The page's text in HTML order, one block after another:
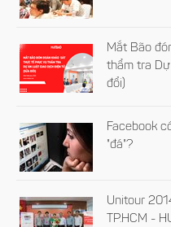
Mắt Bão
thẩm tra
đổi)
Facebook
"đá"?
Unitour
TP.HCM -